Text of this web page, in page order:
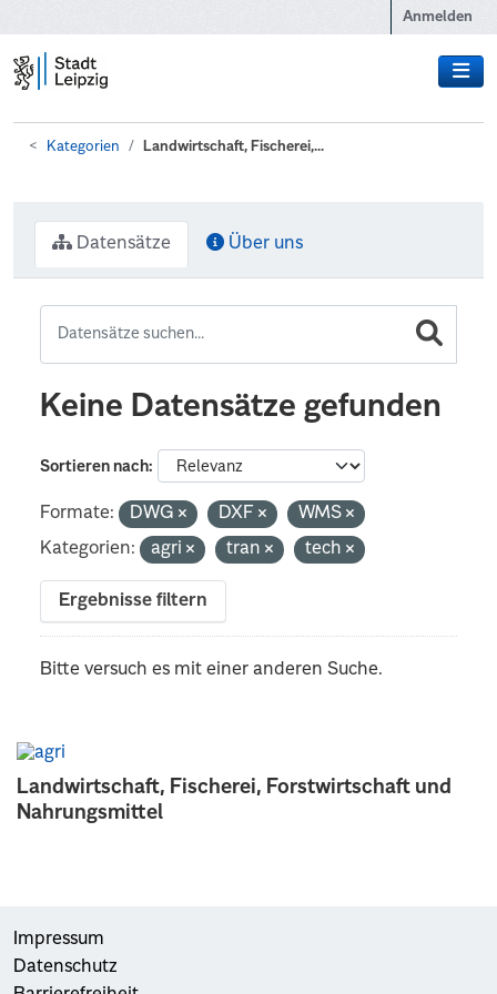
Anmelden
Kategorien Landwirtschaft, Fischerei,...
Landwirtschaft, Fischerei, Forstwirtschaft und
Nahrungsmittel
Datensätze Über uns
Keine Datensätze gefunden
Sortieren nach
Formate: DWG DXF
WMS
Kategorien:
agri tran tech
Ergebnisse filtern
Bitte versuch es mit einer anderen Suche.
Impressum
Datenschutz